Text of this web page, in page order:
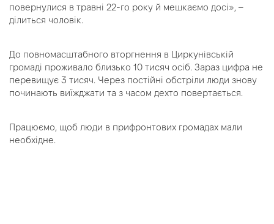
повернулися в травні 22-го року й мешкаємо досі», –
ділиться чоловік.
До повномасштабного вторгнення в Циркунівській
громаді проживало близько 10 тисяч осіб. Зараз цифра не
перевищує 3 тисяч. Через постійні обстріли люди знову
починають виїжджати та з часом дехто повертається.
Працюємо, щоб люди в прифронтових громадах мали
необхідне.